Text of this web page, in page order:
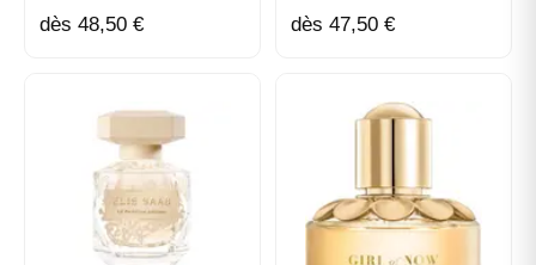
dès 48,50 € dès 47,50 €